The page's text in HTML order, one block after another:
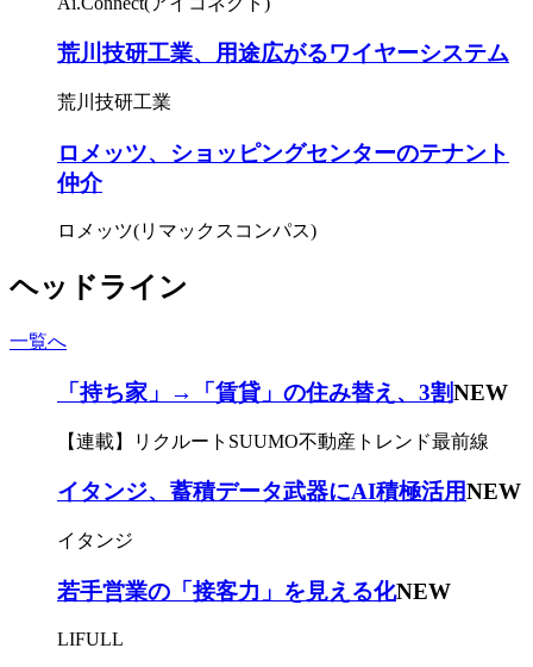
荒川技研工業、用途広がるワイヤーシステム
荒川技研工業
ロメッツ、ショッピングセンターのテナント
仲介
ロメッツ(リマックスコンパス)
ヘッドライン
一覧へ
「持ち家」→「賃貸」の住み替え、3割NEW
【連載】リクルートSUUMO不動産トレンド最前線
イタンジ、蓄積データ武器にAI積極活用NEW
イタンジ
若手営業の「接客力」を見える化NEW
LIFULL